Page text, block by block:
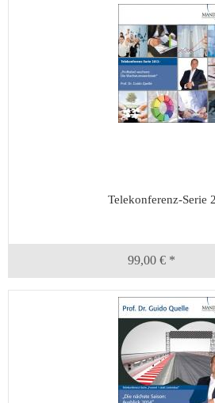
Telekonferenz-Serie
99,00 € *